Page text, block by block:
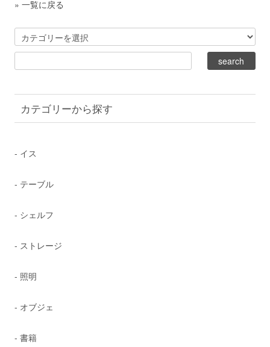
»一覧に戻る
カテゴリーから探す
- イス
- テーブル
- シェルフ
- ストレージ
- 照明
- オブジェ
- 書籍